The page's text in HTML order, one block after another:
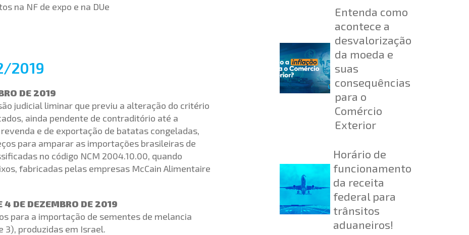
na NF de expo e na DUe
2019
DE 2019
judicial liminar que previu a alteração do critério
ainda pendente de contraditório até a
e de exportação de batatas congeladas,
para amparar as importações brasileiras de
no código NCM 2004.10.00, quando
fabricadas pelas empresas McCain Alimentaire
4 DE DEZEMBRO DE 2019
para a importação de sementes de melancia
3), produzidas em Israel.
Entenda como
acontece a
desvalorização
da moeda e
suas
consequências
para o
Comércio
Exterior
Horário de
funcionamento
da receita
federal para
trânsitos
aduaneiros!